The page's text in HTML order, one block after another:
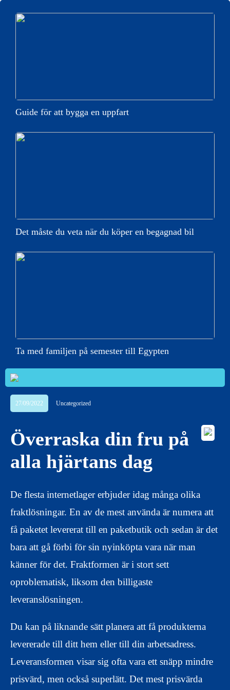
Guide för att bygga en uppfart
Det måste du veta när du köper en begagnad bil
Ta med familjen på semester till Egypten
27/09/2022 Uncategorized
Överraska din fru på
alla hjärtans dag
De flesta internetlager erbjuder idag många olika
fraktlösningar. En av de mest använda är numera att
få paketet levererat till en paketbutik och sedan är det
bara att gå förbi för sin nyinköpta vara när man
känner för det. Fraktformen är i stort sett
oproblematisk, liksom den billigaste
leveranslösningen.
Du kan på liknande sätt planera att få produkterna
levererade till ditt hem eller till din arbetsadress.
Leveransformen visar sig ofta vara ett snäpp mindre
prisvärd, men också superlätt. Det mest prisvärda